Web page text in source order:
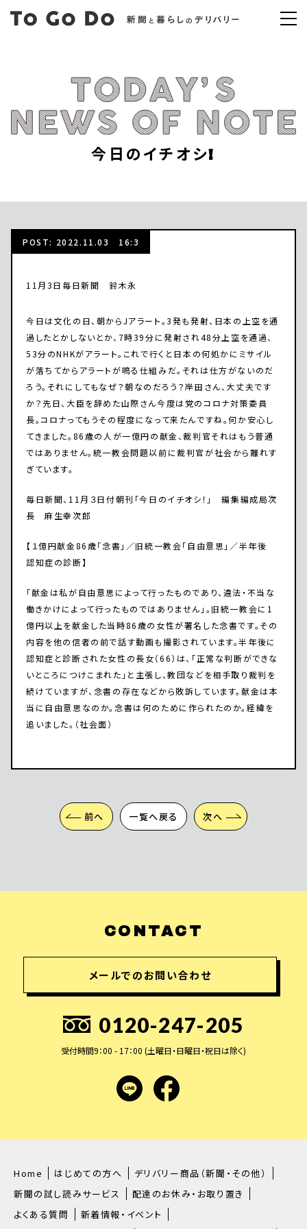
今日のイチオシ!
POST: 2022.11.03 16:3
11月3日毎日新聞 鈴木永
今日は文化の日、朝からJアラート。3発も発射、日本の上空を通
過したとかしないとか、7時39分に発射され48分上空を通過、
53分のNHKがアラート。これで行くと日本の何処かにミサイル
が落ちてからアラートが鳴る仕組みだ。それは仕方がないのだ
ろう。それにしてもなぜ？朝なのだろう？岸田さん、大丈夫です
か？先日、大臣を辞めた山際さん今度は党のコロナ対策委員
長。コロナってもうその程度になって来たんですね。何か安心し
てきました。86歳の人が一億円の献金、裁判官それはもう普通
ではありません。統一教会問題以前に裁判官が社会から離れす
ぎています。
毎日新聞、11月３日付朝刊「今日のイチオシ！」 編集編成局次
長 麻生幸次郎
【１億円献金86歳「念書」／旧統一教会「自由意思」／半年後
認知症の診断】
「献金は私が自由意思によって行ったものであり、違法・不当な
働きかけによって行ったものではありません」。旧統一教会に1
億円以上を献金した当時86歳の女性が署名した念書です。その
内容を他の信者の前で話す動画も撮影されています。半年後に
認知症と診断された女性の長女（66）は、「正常な判断ができな
いところにつけこまれた」と主張し、教団などを相手取り裁判を
続けていますが、念書の存在などから敗訴しています。献金は本
当に自由意思なのか。念書は何のために作られたのか。経緯を
追いました。（社会面）
前へ 一覧へ戻る 次へ
CONTACT
メールでのお問い合わせ
0120-247-205
受付時間9：00 - 17：00 (土曜日・日曜日・祝日は除く)
LINEfacebook
Home はじめての方へ
デリバリー商品（新聞・その他）
新聞の試し読みサービス
配達のお休み・お取り置き
よくある質問
新着情報・イベント